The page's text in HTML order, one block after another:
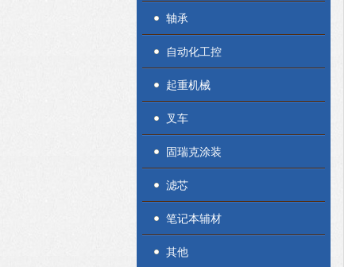
轴承
自动化工控
起重机械
叉车
固瑞克涂装
滤芯
笔记本辅材
其他